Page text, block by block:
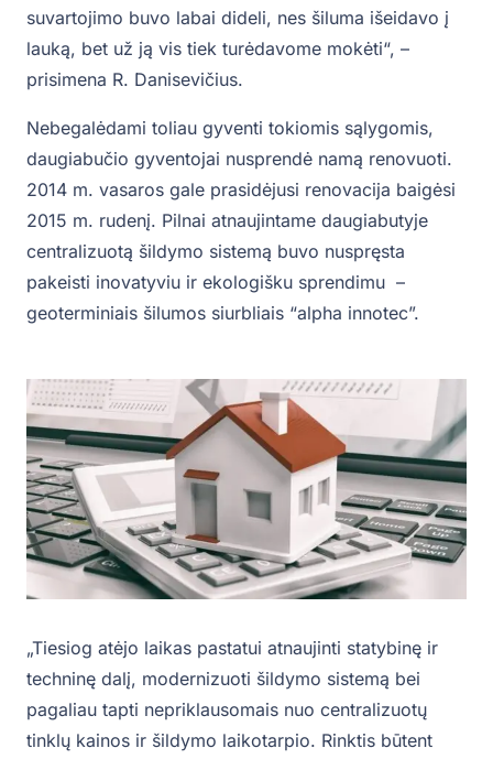
suvartojimo buvo labai dideli, nes šiluma išeidavo į
lauką, bet už ją vis tiek turėdavome mokėti“, –
prisimena R. Danisevičius.
Nebegalėdami toliau gyventi tokiomis sąlygomis,
daugiabučio gyventojai nusprendė namą renovuoti.
2014 m. vasaros gale prasidėjusi renovacija baigėsi
2015 m. rudenį. Pilnai atnaujintame daugiabutyje
centralizuotą šildymo sistemą buvo nuspręsta
pakeisti inovatyviu ir ekologišku sprendimu –
geoterminiais šilumos siurbliais “alpha innotec”.
„Tiesiog atėjo laikas pastatui atnaujinti statybinę ir
techninę dalį, modernizuoti šildymo sistemą bei
pagaliau tapti nepriklausomais nuo centralizuotų
tinklų kainos ir šildymo laikotarpio. Rinktis būtent